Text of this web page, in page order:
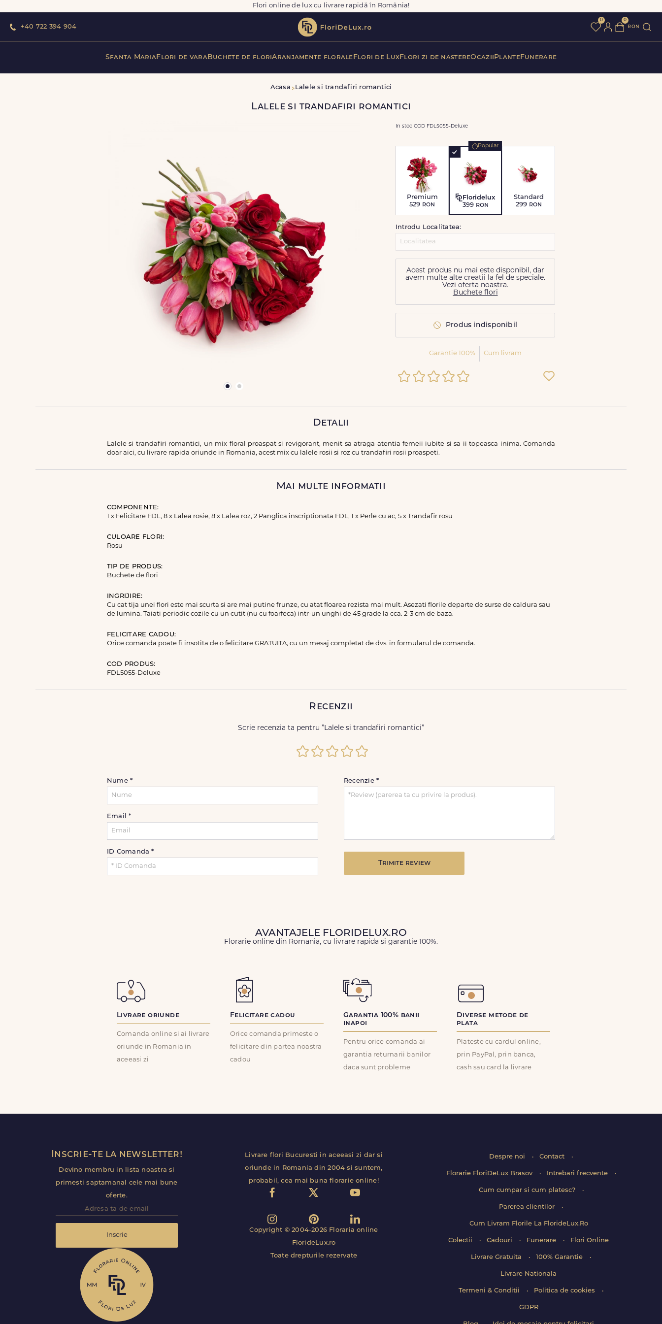
Flori online de lux cu livrare rapidă în România!
+40 722 394 904
0 0
ron
Sfanta MariaFlori de varaBuchete de floriAranjamente florale Flori de LuxFlori zi de nastereOcazii PlanteFunerare
Acasa Lalele si trandafiri romantici
Lalele si trandafiri romantici
In stoc COD FDL5055-Deluxe
Premium
529 ron
Floridelux
399 ron
Popular
Standard
299 ron
Introdu Localitatea:
Acest produs nu mai este disponibil, dar
avem multe alte creatii la fel de speciale.
Vezi oferta noastra.
Buchete flori
Produs indisponibil
Garantie 100% Cum livram
Detalii
Lalele si trandafiri romantici, un mix floral proaspat si revigorant, menit sa atraga atentia femeii iubite si sa ii topeasca inima. Comanda
doar aici, cu livrare rapida oriunde in Romania, acest mix cu lalele rosii si roz cu trandafiri rosii proaspeti.
Mai multe informatii
COMPONENTE:
1 x Felicitare FDL, 8 x Lalea rosie, 8 x Lalea roz, 2 Panglica inscriptionata FDL, 1 x Perle cu ac, 5 x Trandafir rosu
CULOARE FLORI:
Rosu
TIP DE PRODUS:
Buchete de flori
INGRIJIRE:
Cu cat tija unei flori este mai scurta si are mai putine frunze, cu atat floarea rezista mai mult. Asezati florile departe de surse de caldura sau
de lumina. Taiati periodic cozile cu un cutit (nu cu foarfeca) intr-un unghi de 45 grade la cca. 2-3 cm de baza.
FELICITARE CADOU:
Orice comanda poate fi insotita de o felicitare GRATUITA, cu un mesaj completat de dvs. in formularul de comanda.
COD PRODUS:
FDL5055-Deluxe
Recenzii
Scrie recenzia ta pentru ”Lalele si trandafiri romantici”
Nume*
Email*
ID Comanda*
Recenzie *
Trimite review
AVANTAJELE FLORIDELUX.RO
Florarie online din Romania, cu livrare rapida si garantie 100%.
Livrare oriunde
Comanda online si ai livrare
oriunde in Romania in
aceeasi zi
Felicitare cadou
Orice comanda primeste o
felicitare din partea noastra
cadou
Garantia 100% banii
inapoi
Pentru orice comanda ai
garantia returnarii banilor
daca sunt probleme
Diverse metode de
plata
Plateste cu cardul online,
prin PayPal, prin banca,
cash sau card la livrare
Inscrie-te la newsletter!
Devino membru in lista noastra si
primesti saptamanal cele mai bune
oferte.
Inscrie
Livrare flori Bucuresti in aceeasi zi dar si
oriunde in Romania din 2004 si suntem,
probabil, cea mai buna florarie online!
Copyright © 2004-2026 Floraria online
FlorideLux.ro
Toate drepturile rezervate
Despre noi Contact
Florarie FloriDeLux Brasov Intrebari frecvente
Cum cumpar si cum platesc?
Parerea clientilor
Cum Livram Florile La FlorideLux.Ro
Colectii Cadouri Funerare Flori Online
Livrare Gratuita 100% Garantie
Livrare Nationala
Termeni & Conditii Politica de cookies
GDPR